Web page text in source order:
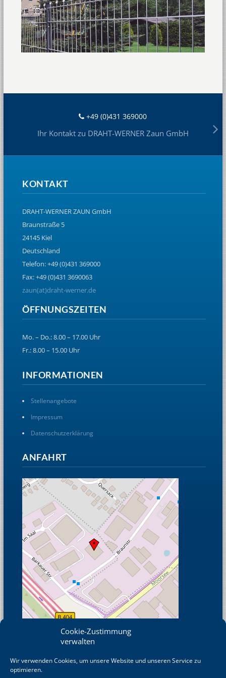
Cookie-Zustimmung
verwalten
Wir verwenden Cookies, um unsere Website und unseren Service zu
optimieren.
+49 (0)431 369000
Ihr Kontakt zu DRAHT-WERNER Zaun GmbH
KONTAKT
DRAHT-WERNER ZAUN GmbH
Braunstraße 5
24145 Kiel
Deutschland
Telefon: +49 (0)431 369000
Fax: +49 (0)431 3690063
zaun(at)draht-werner.de
ÖFFNUNGSZEITEN
Mo. – Do.: 8.00 – 17.00 Uhr
Fr.: 8.00 – 15.00 Uhr
INFORMATIONEN
Stellenangebote
Impressum
Datenschutzerklärung
ANFAHRT
© OpenStreetMap